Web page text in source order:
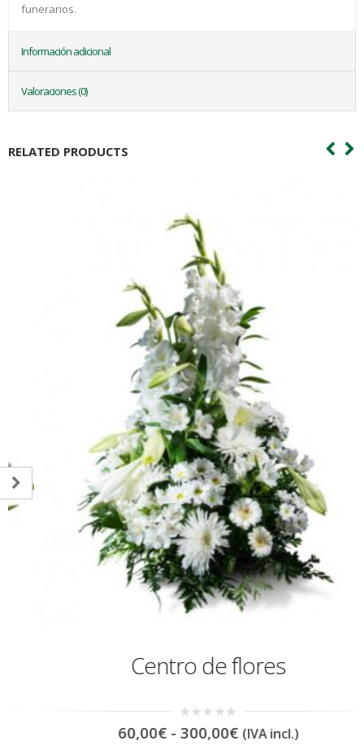
funerarios.
Información adicional
Valoraciones (0)
RELATED PRODUCTS
Centro de flores
0
out
60,00€ - 300,00€Rango
(IVA incl.)